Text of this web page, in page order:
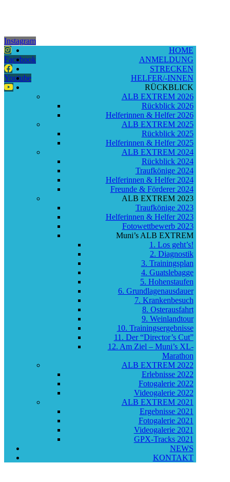
Instagram
Facebook
Youtube
HOME
ANMELDUNG
STRECKEN
HELFER/-INNEN
RÜCKBLICK
ALB EXTREM 2026
Rückblick 2026
Helferinnen & Helfer 2026
ALB EXTREM 2025
Rückblick 2025
Helferinnen & Helfer 2025
ALB EXTREM 2024
Rückblick 2024
Traufkönige 2024
Helferinnen & Helfer 2024
Freunde & Förderer 2024
ALB EXTREM 2023
Traufkönige 2023
Helferinnen & Helfer 2023
Fotowettbewerb 2023
Muni’s ALB EXTREM
1. Los geht’s!
2. Diagnostik
3. Trainingsplan
4. Guatslebagge
5. Hohenstaufen
6. Grundlagenausdauer
7. Krankenbesuch
8. Osterausfahrt
9. Weinlandtour
10. Trainingsergebnisse
11. Der “Director’s Cut”
12. Am Ziel – Muni’s XL-
Marathon
ALB EXTREM 2022
Erlebnisse 2022
Fotogalerie 2022
Videogalerie 2022
ALB EXTREM 2021
Ergebnisse 2021
Fotogalerie 2021
Videogalerie 2021
GPX-Tracks 2021
NEWS
KONTAKT